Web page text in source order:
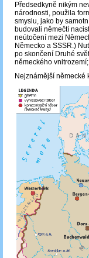
Předsedkyně nikým
národnosti, použila
smyslu, jako by
budovali němečtí
neútočení mezi
Německo a SSSR.)
po skončení Druhé
německého
Nejznámější německé